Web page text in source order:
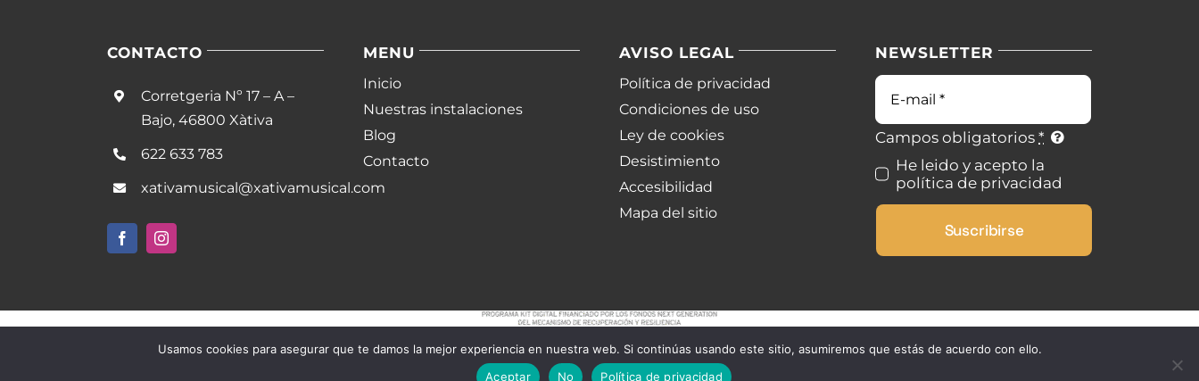
CONTACTO
Corretgeria Nº 17 – A –
Bajo, 46800 Xàtiva
622 633 783
xativamusical@xativamusical.com
MENU
Inicio
Nuestras instalaciones
Blog
Contacto
AVISO LEGAL
Política de privacidad
Condiciones de uso
Ley de cookies
Desistimiento
Accesibilidad
Mapa del sitio
NEWSLETTER
Campos obligatorios*
He leido y acepto la
política de privacidad
Suscribirse
Usamos cookies para asegurar que te damos la mejor experiencia en nuestra web. Si continúas usando este sitio, asumiremos que estás de acuerdo con ello.
Aceptar
No Política de privacidad